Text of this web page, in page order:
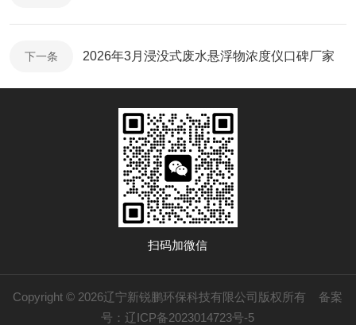
下一条 2026年3月浸没式废水悬浮物浓度仪口碑厂家​
扫码加微信
Copyright © 2026辽宁新锐鹏环保科技有限公司版权所有 备案
号：辽ICP备2023014723号-5